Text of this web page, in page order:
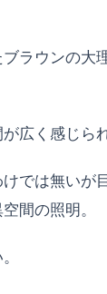
ラウンの大
広く感じら
では無いが
間の照明。